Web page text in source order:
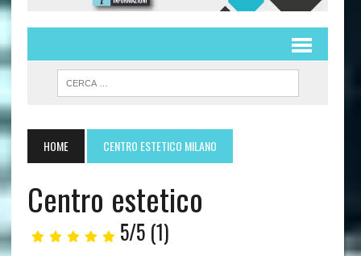
HOME CENTRO ESTETICO MILANO
Centro estetico
5/5 (1)